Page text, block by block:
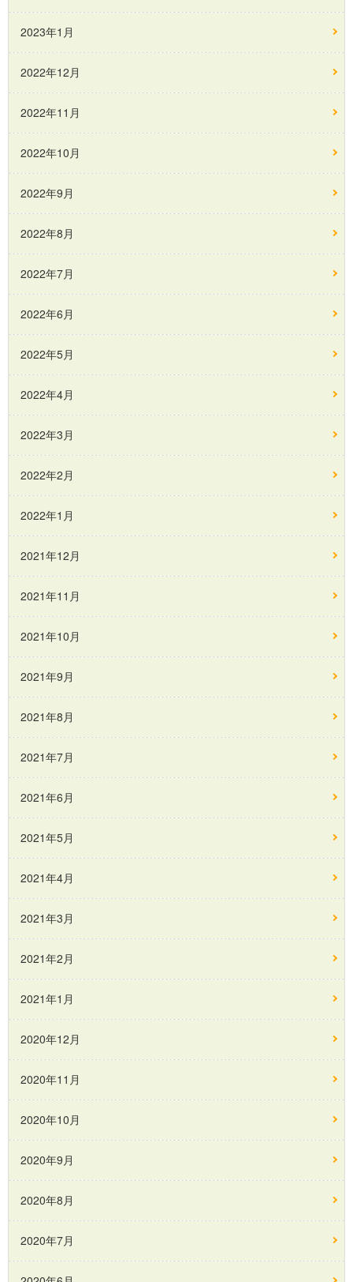
2023年1月
2022年12月
2022年11月
2022年10月
2022年9月
2022年8月
2022年7月
2022年6月
2022年5月
2022年4月
2022年3月
2022年2月
2022年1月
2021年12月
2021年11月
2021年10月
2021年9月
2021年8月
2021年7月
2021年6月
2021年5月
2021年4月
2021年3月
2021年2月
2021年1月
2020年12月
2020年11月
2020年10月
2020年9月
2020年8月
2020年7月